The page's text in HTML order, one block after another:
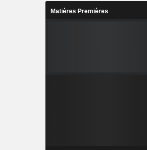
Matières Premières